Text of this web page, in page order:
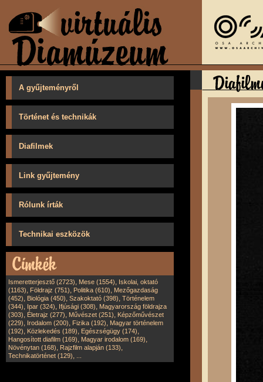
A gyűjteményről
Történet és technikák
Diafilmek
Link gyűjtemény
Rólunk írták
Technikai eszközök
Ismeretterjesztő (2723), Mese (1554), Iskolai, oktató
(1163), Földrajz (751), Politika (610), Mezőgazdaság
(452), Biológia (450), Szakoktató (398), Történelem
(344), Ipar (324), Ifjúsági (308), Magyarország földrajza
(303), Életrajz (277), Művészet (251), Képzőművészet
(229), Irodalom (200), Fizika (192), Magyar történelem
(192), Közlekedés (189), Egészségügy (174),
Hangosított diafilm (169), Magyar irodalom (169),
Növénytan (168), Rajzfilm alapján (133),
Technikatörténet (129),